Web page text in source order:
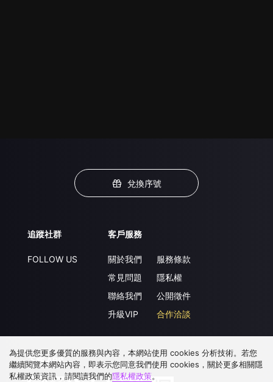
兌換序號
追蹤社群
FOLLOW US
客戶服務
關於我們
常見問題
聯絡我們
升級VIP
服務條款
隱私權
公開徵件
合作洽談
下載 APP
為提供您更多優質的服務與內容，本網站使用 cookies 分析技術。若您
繼續閱覽本網站內容，即表示您同意我們使用 cookies，關於更多相關隱
私權政策資訊，請閱讀我們的隱私權政策。